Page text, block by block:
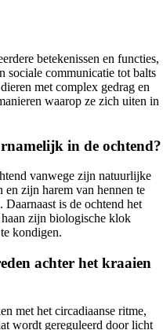
betekenissen en functies,
sociale communicatie tot balts
met complex gedrag en
waarop ze zich uiten in
in de ochtend?
vanwege zijn natuurlijke
zijn harem van hennen te
is de ochtend het
zijn biologische klok
kondigen.
achter het kraaien
met het circadiaanse ritme,
wordt gereguleerd door licht